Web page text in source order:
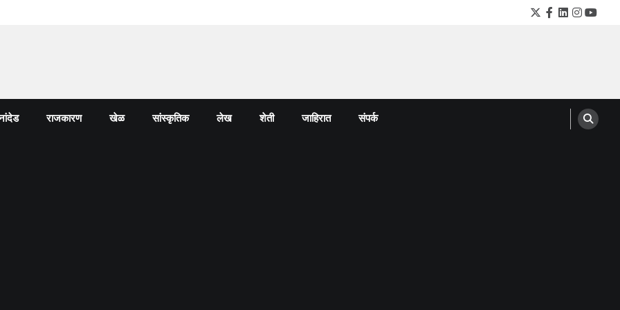
Twitter
Facebook
LinkedIn
राजकारण खेळ सांस्कृतिक लेख शेती जाहिरात संपर्क